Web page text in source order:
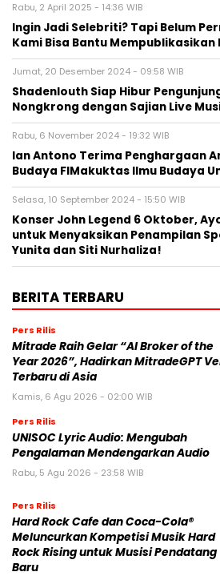
Rabu, 2 April 2025 - 14:36 WIB
Ingin Jadi Selebriti? Tapi Belum
Kami Bisa Bantu Mempublikasikan
Jumat, 20 Desember 2024 - 09:58 WIB
Shadenlouth Siap Hibur
Nongkrong dengan Sajian Live
Rabu, 6 November 2024 - 19:32 WIB
Ian Antono Terima Penghargaan
Budaya FIMakuktas Ilmu Budaya
Selasa, 10 September 2024 - 15:50 WIB
Konser John Legend 6 Oktober,
untuk Menyaksikan Penampilan
Yunita dan Siti Nurhaliza!
BERITA TERBARU
Pers Rilis
Mitrade Raih Gelar “AI Broker of the
Year 2026”, Hadirkan MitradeGPT
Terbaru di Asia
Kamis, 6 Agu 2026 - 02:00 WIB
Pers Rilis
UNISOC Lyric Audio: Mengubah
Pengalaman Mendengarkan Audio
Rabu, 5 Agu 2026 - 23:58 WIB
Pers Rilis
Hard Rock Cafe dan Coca-Cola®
Meluncurkan Kompetisi Musik Hard
Rock Rising untuk Musisi Pendatang
Baru